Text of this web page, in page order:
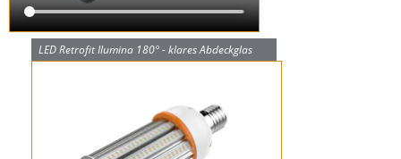
LED Retrofit Ilumina 180° - klares Abdeckglas